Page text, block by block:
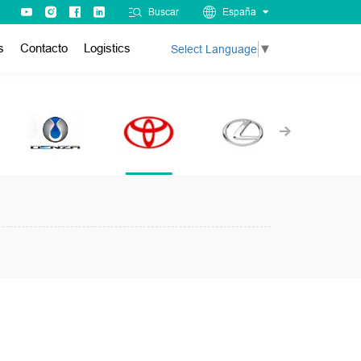
Buscar España
Contacto Logistics Select Language ▼